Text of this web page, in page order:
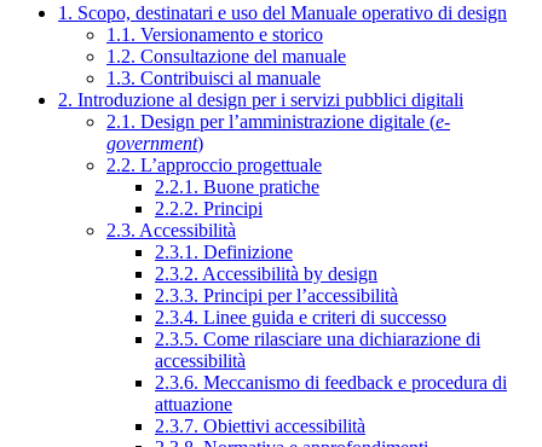
1. Scopo, destinatari e uso del Manuale operativo di design
1.1. Versionamento e storico
1.2. Consultazione del manuale
1.3. Contribuisci al manuale
2. Introduzione al design per i servizi pubblici digitali
2.1. Design per l’amministrazione digitale (e-
government)
2.2. L’approccio progettuale
2.2.1. Buone pratiche
2.2.2. Principi
2.3. Accessibilità
2.3.1. Definizione
2.3.2. Accessibilità by design
2.3.3. Principi per l’accessibilità
2.3.4. Linee guida e criteri di successo
2.3.5. Come rilasciare una dichiarazione di
accessibilità
2.3.6. Meccanismo di feedback e procedura di
attuazione
2.3.7. Obiettivi accessibilità